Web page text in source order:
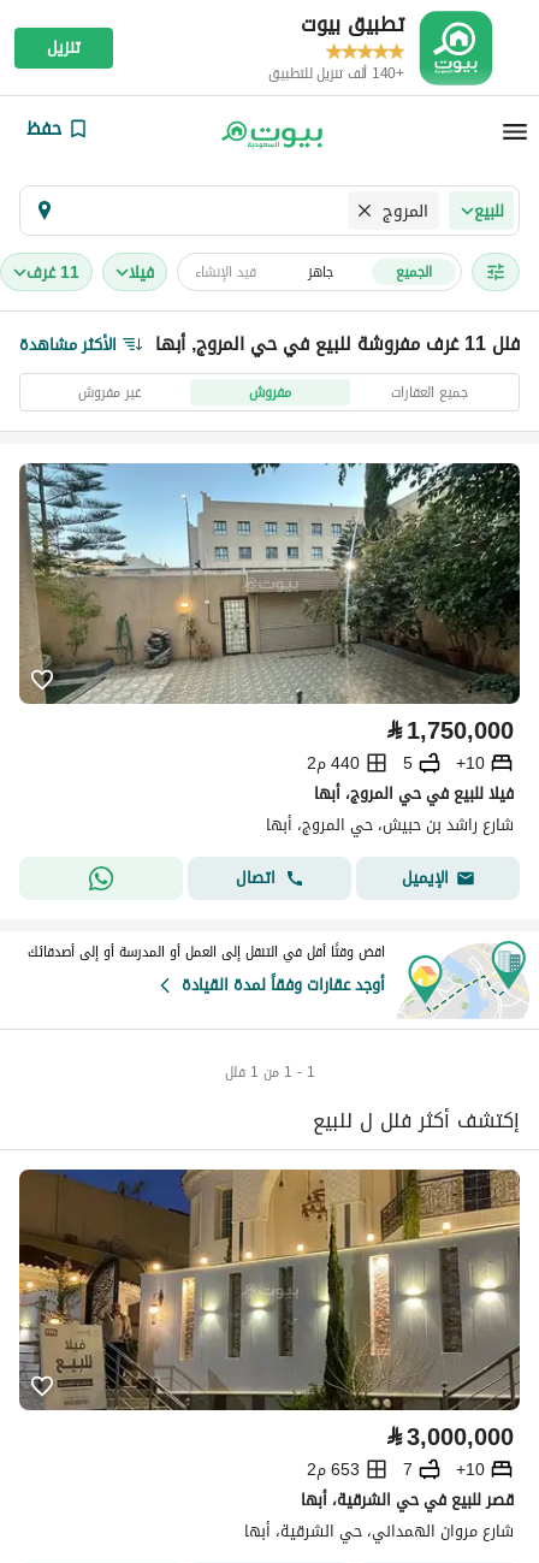
تطبيق بيوت
+140 ألف تنزيل للتطبيق
تنزيل
حفظ
للبيع المروج
الجميع جاهز قيد الإنشاء فیلا 11 غرف
فلل 11 غرف مفروشة للبيع في حي المروج, أبها الأكثر مشاهدة
جميع العقارات مفروش غير مفروش
⃁1,750,000
10+
5
440 م2
فيلا للبيع في حي المروج، أبها
شارع راشد بن حبيش، حي المروج، أبها
الإيميل
اتصال
اقض وقتًا أقل في التنقل إلى العمل أو المدرسة أو إلى أصدقائك
أوجد عقارات وفقاً لمدة القيادة
1 - 1 من 1 فلل
إكتشف أكثر فلل ل للبيع
⃁3,000,000
10+
7
653 م2
قصر للبيع في حي الشرقية، أبها
شارع مروان الهمداني، حي الشرقية، أبها